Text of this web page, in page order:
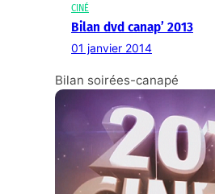
CINÉ
Bilan dvd canap’ 2013
01 janvier 2014
Bilan soirées-canapé